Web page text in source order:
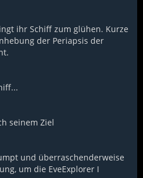
ihr Schiff zum glühen. Kurze
der Periapsis der
seinem Ziel
und überraschenderweise
um die EveExplorer I